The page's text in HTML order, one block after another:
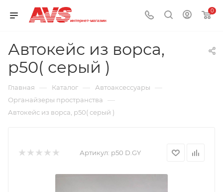
0
Автокейс из ворса,
p50( серый )
Главная — Каталог — Автоаксессуары —
Органайзеры пространства —
Автокейс из ворса, p50( серый )
Артикул: p50 D.GY